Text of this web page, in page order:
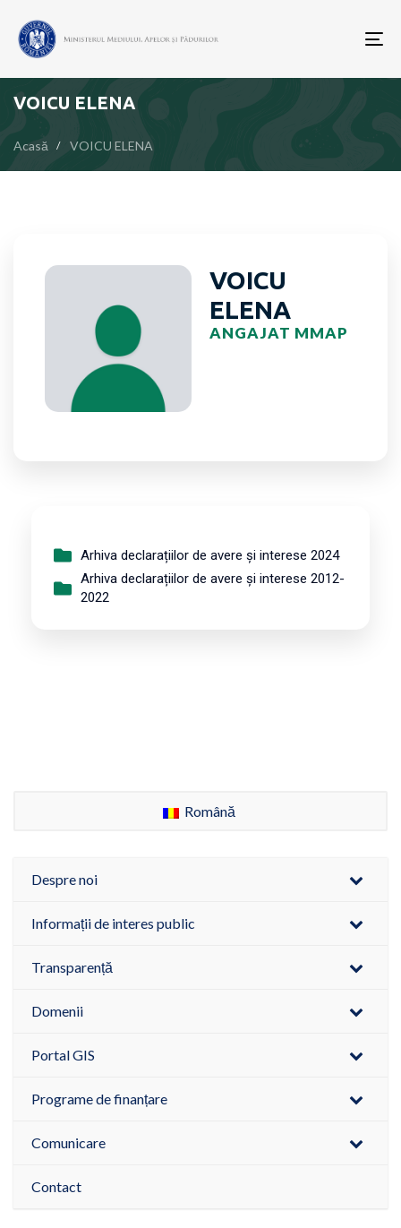
VOICU ELENA
Acasă VOICU ELENA
VOICU
ELENA
ANGAJAT MMAP
Arhiva declarațiilor de avere și interese 2024
Arhiva declarațiilor de avere și interese 2012-
2022
Română
Despre noi
Informații de interes public
Transparență
Domenii
Portal GIS
Programe de finanțare
Comunicare
Contact